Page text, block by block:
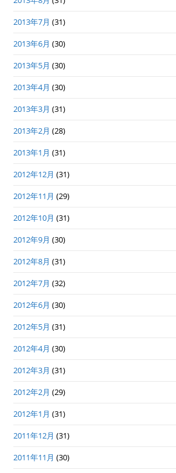
2013年7月 (31)
2013年6月 (30)
2013年5月 (30)
2013年4月 (30)
2013年3月 (31)
2013年2月 (28)
2013年1月 (31)
2012年12月 (31)
2012年11月 (29)
2012年10月 (31)
2012年9月 (30)
2012年8月 (31)
2012年7月 (32)
2012年6月 (30)
2012年5月 (31)
2012年4月 (30)
2012年3月 (31)
2012年2月 (29)
2012年1月 (31)
2011年12月 (31)
2011年11月 (30)